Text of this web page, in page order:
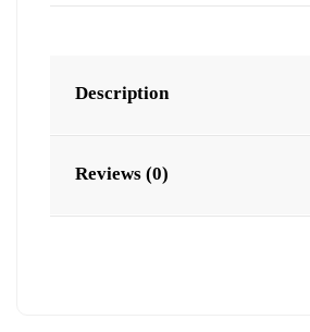
Description
Reviews (0)